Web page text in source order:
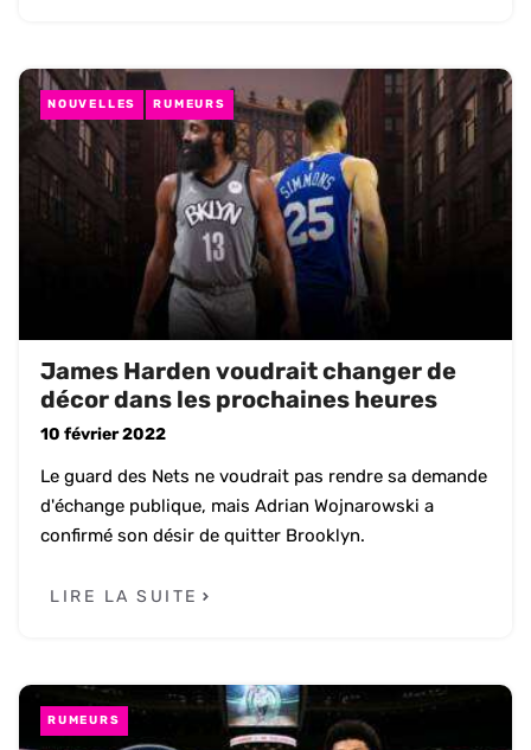
NOUVELLES RUMEURS
James Harden voudrait changer de
décor dans les prochaines heures
10 février 2022
Le guard des Nets ne voudrait pas rendre sa demande
d'échange publique, mais Adrian Wojnarowski a
confirmé son désir de quitter Brooklyn.
LIRE LA SUITE
RUMEURS